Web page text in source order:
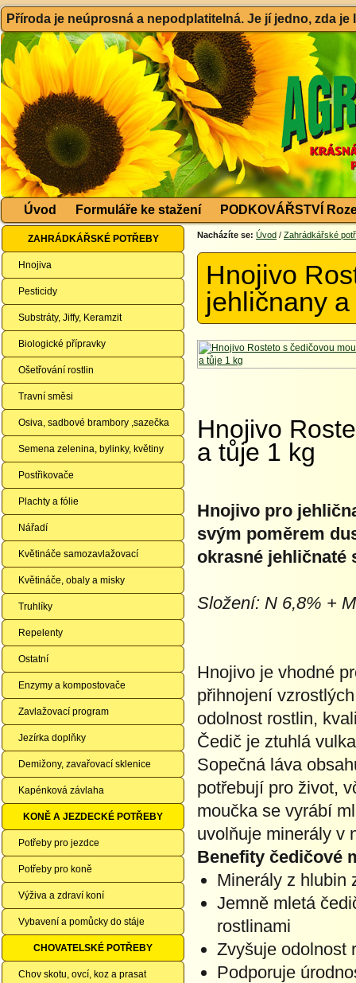
Příroda je neúprosná a nepodplatitelná. Je jí jedno, zda
Úvod Formuláře ke stažení PODKOVÁŘSTVÍ
ZAHRÁDKÁŘSKÉ POTŘEBY
Hnojiva
Pesticidy
Substráty, Jiffy, Keramzit
Biologické přípravky
Ošetřování rostlin
Travní směsi
Osiva, sadbové brambory ,sazečka
Semena zelenina, bylinky, květiny
Postřikovače
Plachty a fólie
Nářadí
Květináče samozavlažovací
Květináče, obaly a misky
Truhlíky
Repelenty
Ostatní
Enzymy a kompostovače
Zavlažovací program
Jezírka doplňky
Demižony, zavařovací sklenice
Kapénková závlaha
KONĚ A JEZDECKÉ POTŘEBY
Potřeby pro jezdce
Potřeby pro koně
Výživa a zdraví koní
Vybavení a pomůcky do stáje
CHOVATELSKÉ POTŘEBY
Chov skotu, ovcí, koz a prasat
Nacházíte se: Úvod / Zahrádkářské
Hnojivo
jehličnany
Hnojivo
a tůje 1 kg
Hnojivo pro
svým poměrem
okrasné jehličnaté
Složení: N 6,8% +
Hnojivo je vhodné
přihnojení
odolnost rostlin,
Čedič je ztuhlá
Sopečná láva
potřebují pro život,
moučka se vyrábí
uvolňuje minerály v
Benefity čedičové
Minerály z hlubin
Jemně mletá
rostlinami
Zvyšuje odolnost
Podporuje